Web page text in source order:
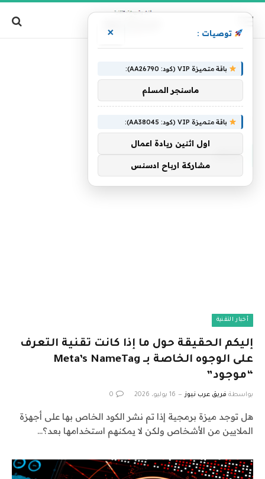
الرئيسية »إليكم
إليكم
أخبار التقنية
إليكم الحقيقة حول ما إذا كانت تقنية التعرف
على الوجوه الخاصة بـ Meta’s NameTag
“موجود”
بواسطة فريق عرب نيوز 16 يوليو، 2026 0
هل توجد ميزة برمجية إذا تم نشر الكود الخاص بها على أجهزة
الملايين من الأشخاص ولكن لا يمكنهم استخدامها بعد؟…
توصيات : ×
باقة متميزة VIP (كود: AA26790):
ماسنجر المسلم
باقة متميزة VIP (كود: AA38045):
اول اثنين ريادة اعمال
مشاركة ارباح ادسنس